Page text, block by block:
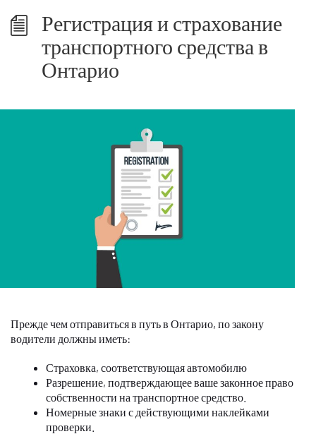
Регистрация и страхование
транспортного средства в
Онтарио
Прежде чем отправиться в путь в Онтарио, по закону
водители должны иметь:
Страховка, соответствующая автомобилю
Разрешение, подтверждающее ваше законное право
собственности на транспортное средство.
Номерные знаки с действующими наклейками
проверки.